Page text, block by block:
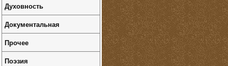
Духовность
Документальная
Прочее
Поэзия